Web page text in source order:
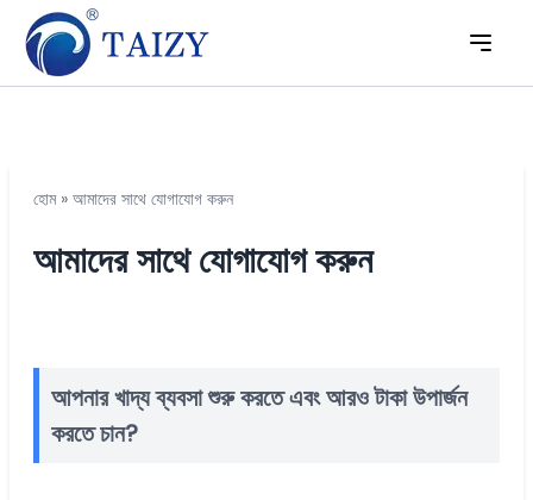
হোম» আমাদের সাথে যোগাযোগ করুন
আমাদের সাথে যোগাযোগ করুন
আপনার খাদ্য ব্যবসা শুরু করতে এবং আরও টাকা উপার্জন
করতে চান?